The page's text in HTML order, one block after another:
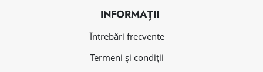
INFORMAȚII
Întrebări frecvente
Termeni și condiții